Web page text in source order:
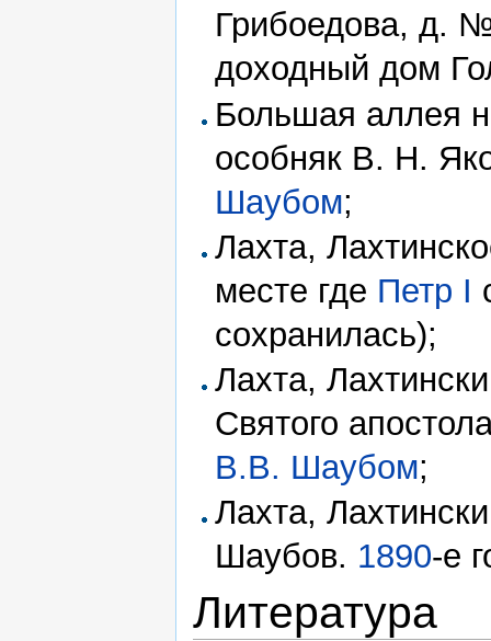
Грибоедова, д.
доходный дом
Большая аллея
особняк В. Н.
Шаубом;
Лахта,
месте где Петр I
сохранилась);
Лахта,
Святого
В.В. Шаубом;
Лахта,
Шаубов. 1890-е
Литература